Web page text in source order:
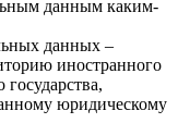
данным каким-
данных –
иностранного
государства,
юридическому